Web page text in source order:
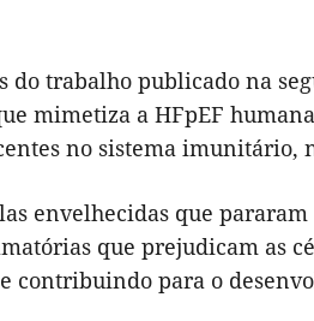
do trabalho publicado na
mimetiza a HFpEF
no sistema imunitário,
envelhecidas que
que prejudicam as
contribuindo para o